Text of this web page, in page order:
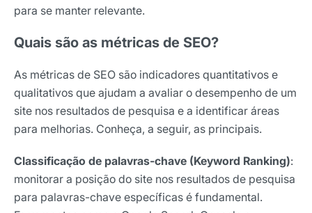
para se manter relevante.
Quais são as métricas de SEO?
As métricas de SEO são indicadores quantitativos e
qualitativos que ajudam a avaliar o desempenho de um
site nos resultados de pesquisa e a identificar áreas
para melhorias. Conheça, a seguir, as principais.
Classificação de palavras-chave (Keyword Ranking):
monitorar a posição do site nos resultados de pesquisa
para palavras-chave específicas é fundamental.